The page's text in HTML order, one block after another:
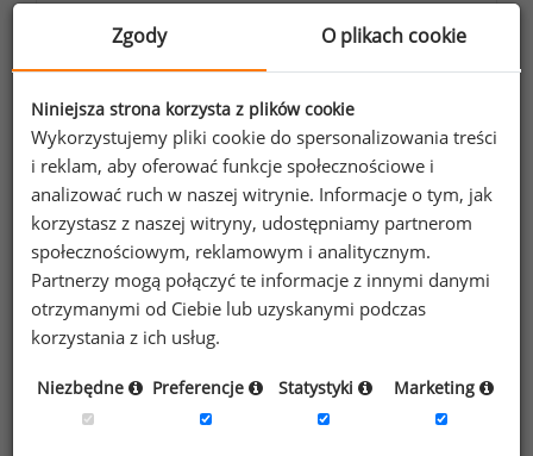
formularzu przez Sedlak
Sedlak sp. z o.o.
newsletter’a portalu wynagrodzenia.pl.
Wyrażam zgodę na przesyłanie na podany
adres e-mail ofert handlowych oraz
informacji marketingowych. Oświadczam,
że zapoznałem się z treścią
informacji na
temat przetwarzania.
Zapisz
Zgody O plikach cookie
Niniejsza strona korzysta z plików cookie
Wykorzystujemy pliki cookie do spersonalizowania treści
i reklam, aby oferować funkcje społecznościowe i
analizować ruch w naszej witrynie. Informacje o tym, jak
korzystasz z naszej witryny, udostępniamy partnerom
społecznościowym, reklamowym i analitycznym.
Partnerzy mogą połączyć te informacje z innymi danymi
otrzymanymi od Ciebie lub uzyskanymi podczas
korzystania z ich usług.
Niezbędne Preferencje Statystyki Marketing